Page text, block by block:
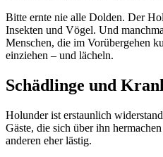
Bitte ernte nie alle Dolden. Der
Insekten und Vögel. Und
Menschen, die im Vorübergehen
einziehen – und lächeln.
Schädlinge und
Holunder ist erstaunlich
Gäste, die sich über ihn
anderen eher lästig.